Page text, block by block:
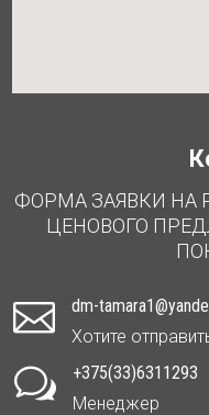
ФОРМА ЗАЯВКИ НА
ЦЕНОВОГО

dm-
Хотите
w
+375(33)6311293
Менеджер